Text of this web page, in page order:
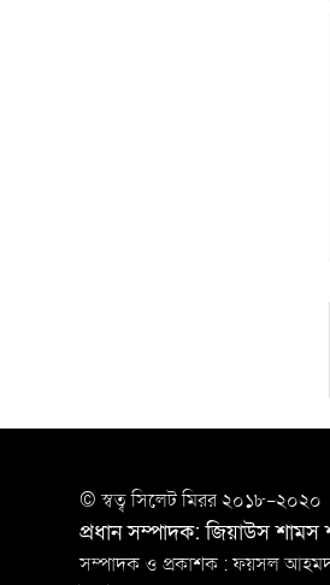
© স্বত্ব সি‌লেট মিরর ২০১৮-২০২০
প্রধান সম্পাদক: জিয়াউস শামস
সম্পাদক ও প্রকাশক : ফয়সল আহমদ